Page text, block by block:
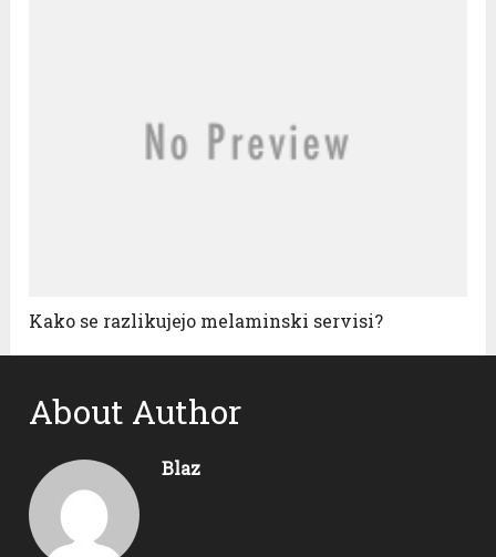
Kako se razlikujejo melaminski servisi?
About Author
Blaz